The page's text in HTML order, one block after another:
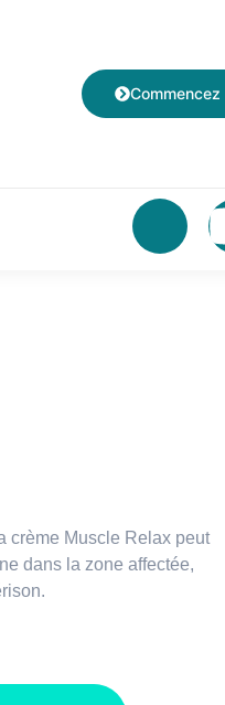
Commencez
crème Muscle Relax peut
dans la zone affectée,